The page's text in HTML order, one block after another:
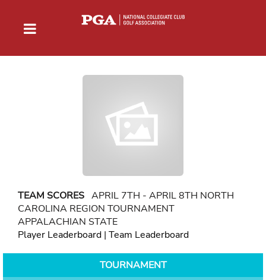
TEAM SCORES APRIL 7TH - APRIL 8TH NORTH
CAROLINA REGION TOURNAMENT
APPALACHIAN STATE
Player Leaderboard | Team Leaderboard
TOURNAMENT